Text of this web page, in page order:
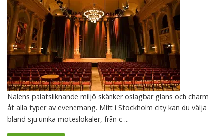
Nalens palatsliknande miljö skänker oslagbar glans och charm
åt alla typer av evenemang. Mitt i Stockholm city kan du välja
bland sju unika möteslokaler, från c ...